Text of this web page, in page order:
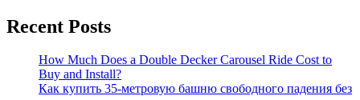
Recent Posts
How Much Does a Double Decker Carousel Ride Cost to
Buy and Install?
Как купить 35-метровую башню свободного падения без